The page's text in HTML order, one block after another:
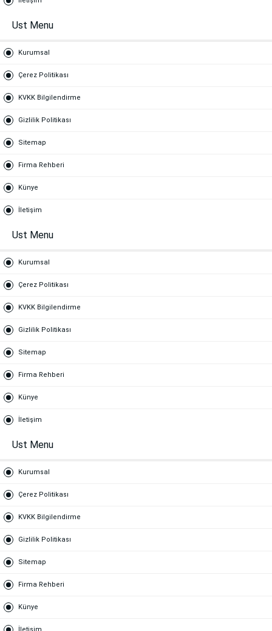
Ust Menu
Kurumsal
Çerez Politikası
KVKK Bilgilendirme
Gizlilik Politikası
Sitemap
Firma Rehberi
Künye
İletişim
Ust Menu
Kurumsal
Çerez Politikası
KVKK Bilgilendirme
Gizlilik Politikası
Sitemap
Firma Rehberi
Künye
İletişim
Ust Menu
Kurumsal
Çerez Politikası
KVKK Bilgilendirme
Gizlilik Politikası
Sitemap
Firma Rehberi
Künye